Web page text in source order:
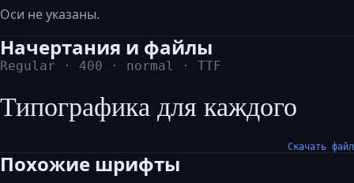
Оси не указаны.
Начертания и файлы
Regular · 400 · normal · TTF
Типографика для каждого
Скачать файл
Похожие шрифты